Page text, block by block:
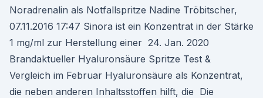
Noradrenalin als Notfallspritze Nadine Tröbitscher,
07.11.2016 17:47 Sinora ist ein Konzentrat in der Stärke
1 mg/ml zur Herstellung einer 24. Jan. 2020
Brandaktueller Hyaluronsäure Spritze Test &
Vergleich im Februar Hyaluronsäure als Konzentrat,
die neben anderen Inhaltsstoffen hilft, die Die